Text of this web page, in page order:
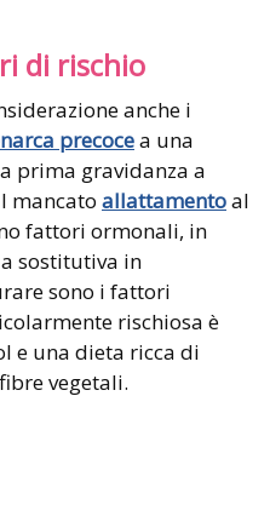
di rischio
anche i
precocea una
prima gravidanza a
mancato allattamentoal
fattori ormonali, in
sostitutiva in
sono i fattori
rischiosa è
e una dieta ricca di
vegetali.